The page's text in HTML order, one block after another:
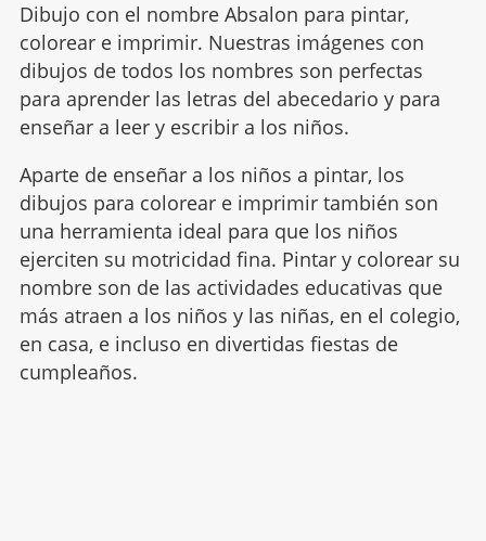
Dibujo con el nombre Absalon para pintar,
colorear e imprimir. Nuestras imágenes con
dibujos de todos los nombres son perfectas
para aprender las letras del abecedario y para
enseñar a leer y escribir a los niños.
Aparte de enseñar a los niños a pintar, los
dibujos para colorear e imprimir también son
una herramienta ideal para que los niños
ejerciten su motricidad fina. Pintar y colorear su
nombre son de las actividades educativas que
más atraen a los niños y las niñas, en el colegio,
en casa, e incluso en divertidas fiestas de
cumpleaños.